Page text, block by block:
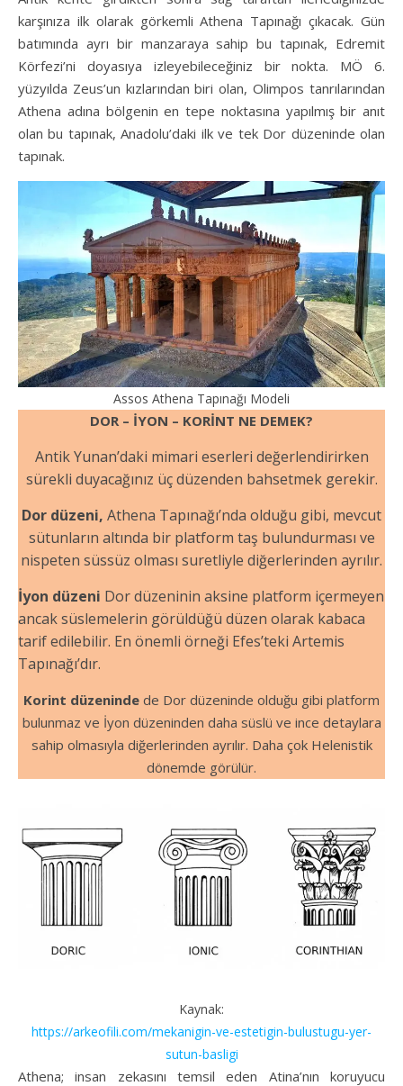
karşınıza ilk olarak görkemli Athena Tapınağı çıkacak. Gün
batımında ayrı bir manzaraya sahip bu tapınak, Edremit
Körfezi’ni doyasıya izleyebileceğiniz bir nokta. MÖ 6.
yüzyılda Zeus’un kızlarından biri olan, Olimpos tanrılarından
Athena adına bölgenin en tepe noktasına yapılmış bir anıt
olan bu tapınak, Anadolu’daki ilk ve tek Dor düzeninde olan
tapınak.
Assos Athena Tapınağı Modeli
DOR – İYON – KORİNT NE DEMEK?
Antik Yunan’daki mimari eserleri değerlendirirken
sürekli duyacağınız üç düzenden bahsetmek gerekir.
Dor düzeni, Athena Tapınağı’nda olduğu gibi, mevcut
sütunların altında bir platform taş bulundurması ve
nispeten süssüz olması suretliyle diğerlerinden ayrılır.
İyon düzeni Dor düzeninin aksine platform içermeyen
ancak süslemelerin görüldüğü düzen olarak kabaca
tarif edilebilir. En önemli örneği Efes’teki Artemis
Tapınağı’dır.
Korint düzeninde de Dor düzeninde olduğu gibi platform
bulunmaz ve İyon düzeninden daha süslü ve ince detaylara
sahip olmasıyla diğerlerinden ayrılır. Daha çok Helenistik
dönemde görülür.
Kaynak:
https://arkeofili.com/mekanigin-ve-estetigin-bulustugu-yer-
sutun-basligi
Athena; insan zekasını temsil eden Atina’nın koruyucu